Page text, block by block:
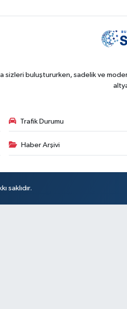
sizleri buluştururken, sadelik ve
Trafik Durumu
Haber Arşivi
saklıdır.